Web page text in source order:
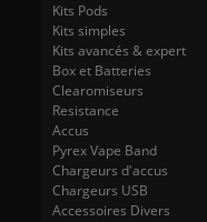
Kits Pods
Kits simples
Kits avancés & expert
Box et Batteries
Clearomiseurs
Resistance
Accus
Pyrex Vape Band
Chargeurs d'accus
Chargeurs USB
Accessoires Divers